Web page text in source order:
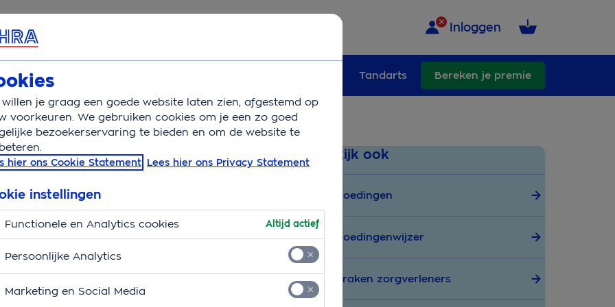
& Contact Inloggen
Tandarts Bereken je premie
ingezet bij ernstige vormen van psoriasis,
thuis behandeld worden. Lichttherapie kan ook
Hier vind je alle informatie over de
vergoeding voor
Bekijk ook
Vergoedingen
Vergoedingenwijzer
Afspraken zorgverleners
willen je graag een goede website laten zien, afgestemd op
voorkeuren. We gebruiken cookies om je een zo goed
bezoekerservaring te bieden en om de website te
hier ons Cookie Statement Lees hier ons Privacy Statement
instellingen
Functionele en Analytics cookies Altijd actief
Persoonlijke Analytics
Marketing en Social Media